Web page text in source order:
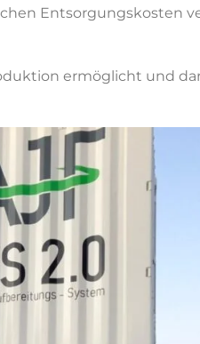
Entsorgungskosten
ermöglicht und